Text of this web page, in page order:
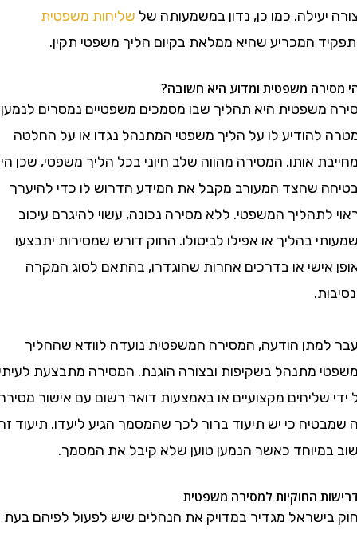
כמו כן, נדון במשמעותה שלשליחות משפטית
המכריע שהיא ממלאת בקיום הליך משפטי תקין.
משפטית ומדוע היא חשובה?
היא תהליך שבו מסמכים משפטיים נמסרים לנמען
לו על הליך משפטי המתנהל נגדו או על החלטה
אותו. המסירה מהווה שלב חיוני בכל הליך משפטי, שכן היא
שהצד המעורב מקבל את המידע הדרוש לו כדי להיערך
המשפטי. ללא מסירה נכונה, עשוי להיגרם עיכוב
בהליך או אפילו לביטולו. החוק דורש שמסירות יתבצעו
או בדרכים אחרות שהוגדרו, בהתאם לסוג המקרה
הודעה, המסירה המשפטית נועדה לוודא שההליך
מתנהל בשקיפות ובצורה הוגנת. המסירה מתבצעת לעיתים
מקצועיים או באמצעות דואר רשום עם אישור מסירה,
כי יש תיעוד ברור לכך שהמסמך הגיע ליעדו. תיעוד זה
כאשר הנמען טוען שלא קיבל את המסמך.
החוקיות למסירה משפטית
מגדיר במדויק את הנהלים שיש לפעול לפיהם בעת